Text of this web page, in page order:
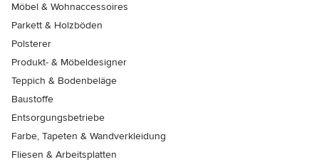
Möbel & Wohnaccessoires
Parkett & Holzböden
Polsterer
Produkt- & Möbeldesigner
Teppich & Bodenbeläge
Baustoffe
Entsorgungsbetriebe
Farbe, Tapeten & Wandverkleidung
Fliesen & Arbeitsplatten